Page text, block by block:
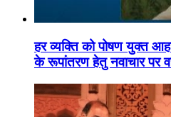
हर व्यक्ति को पोषण युक्त
के रूपांतरण हेतु नवाचार पर